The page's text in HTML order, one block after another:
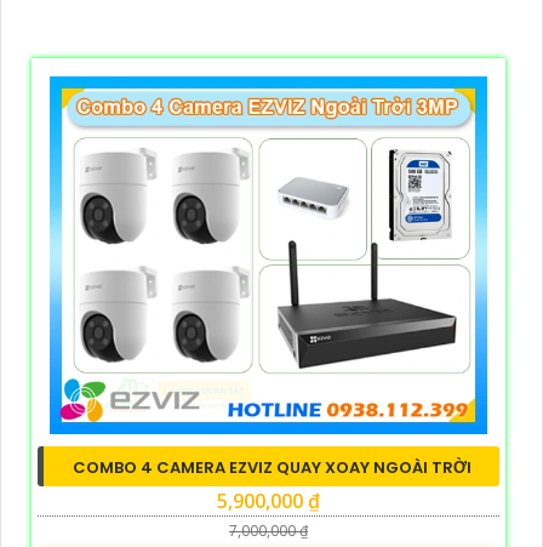
COMBO 4 CAMERA EZVIZ QUAY XOAY NGOÀI TRỜI
5,900,000 ₫
7,000,000 ₫